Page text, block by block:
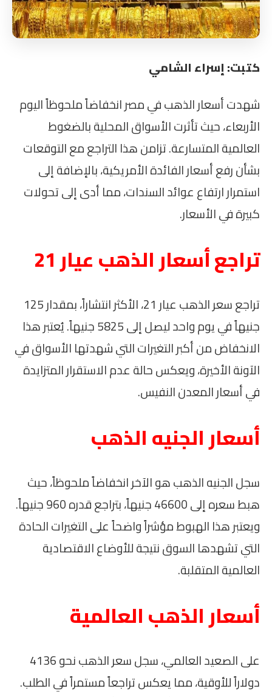
كتبت: إسراء الشامي
شهدت أسعار الذهب في مصر انخفاضاً ملحوظاً اليوم
الأربعاء، حيث تأثرت الأسواق المحلية بالضغوط
العالمية المتسارعة. تزامن هذا التراجع مع التوقعات
بشأن رفع أسعار الفائدة الأمريكية، بالإضافة إلى
استمرار ارتفاع عوائد السندات، مما أدى إلى تحولات
كبيرة في الأسعار.
تراجع أسعار الذهب عيار 21
تراجع سعر الذهب عيار 21، الأكثر انتشاراً، بمقدار 125
جنيهاً في يوم واحد ليصل إلى 5825 جنيهاً. يُعتبر هذا
الانخفاض من أكبر التغيرات التي شهدتها الأسواق في
الآونة الأخيرة، ويعكس حالة عدم الاستقرار المتزايدة
في أسعار المعدن النفيس.
أسعار الجنيه الذهب
سجل الجنيه الذهب هو الآخر انخفاضاً ملحوظاً، حيث
هبط سعره إلى 46600 جنيهاً، بتراجع قدره 960 جنيهاً.
ويعتبر هذا الهبوط مؤشراً واضحاً على التغيرات الحادة
التي تشهدها السوق نتيجة للأوضاع الاقتصادية
العالمية المتقلبة.
أسعار الذهب العالمية
على الصعيد العالمي، سجل سعر الذهب نحو 4136
دولاراً للأوقية، مما يعكس تراجعاً مستمراً في الطلب.